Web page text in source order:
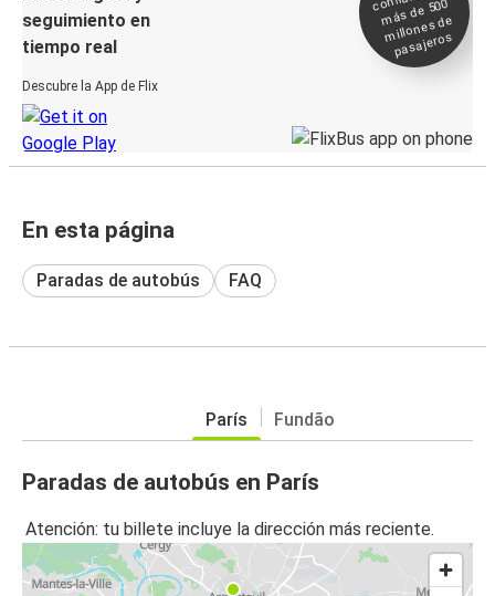
seguimiento en
tiempo real
Descubre la App de Flix
más de 500
millones de
pasajeros
En esta página
Paradas de autobús FAQ
París Fundão
Paradas de autobús en París
Atención: tu billete incluye la dirección más reciente.